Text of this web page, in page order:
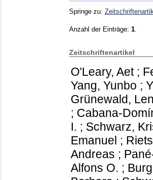
Springe zu:
Anzahl der Einträge: 1
Zeitschriftenartikel
O'Leary, Aet;
Yang, Yunbo ;
Grünewald,
; Cabana-
I. ; Schwarz,
Emanuel ;
Andreas ;
Alfons O. ;